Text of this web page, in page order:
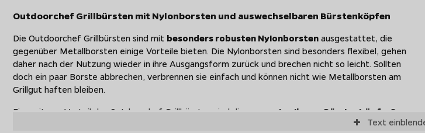
Outdoorchef Grillbürsten mit Nylonborsten und auswechselbaren Bürstenköpfen
Die Outdoorchef Grillbürsten sind mit besonders robusten Nylonborsten ausgestattet, die
gegenüber Metallborsten einige Vorteile bieten. Die Nylonborsten sind besonders flexibel, gehen
daher nach der Nutzung wieder in ihre Ausgangsform zurück und brechen nicht so leicht. Sollten
doch ein paar Borste abbrechen, verbrennen sie einfach und können nicht wie Metallborsten am
Grillgut haften bleiben.
Ein weiterer Vorteil der Outdoorchef Grillbürsten sind die
auswechselbaren Bürstenköpfe
. Das
Text